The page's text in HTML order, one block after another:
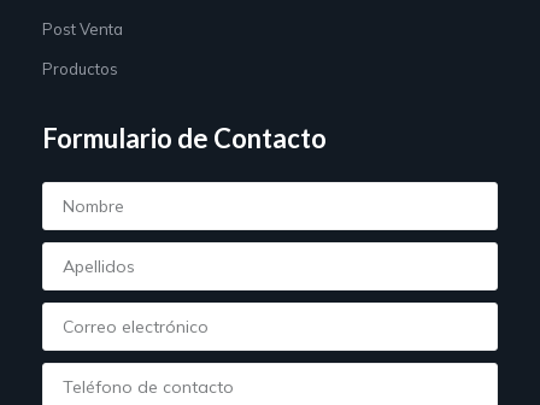
Post Venta
Productos
Formulario de Contacto